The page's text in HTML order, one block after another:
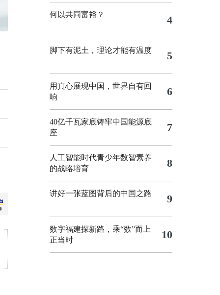
何以共同富裕？ 4
脚下有泥土，理论才能有温度 5
用真心展现中国，世界自有回
响
6
40亿千瓦家底铸牢中国能源底
座
7
人工智能时代青少年数智素养
的战略培育
8
讲好一张蓝图背后的中国之路 9
数字福建探新路，乘“数”而上
正当时
10